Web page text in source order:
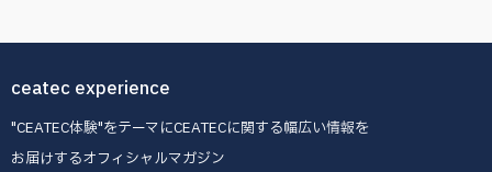
ceatec experience
"CEATEC体験"をテーマにCEATECに関する幅広い情報を
お届けするオフィシャルマガジン